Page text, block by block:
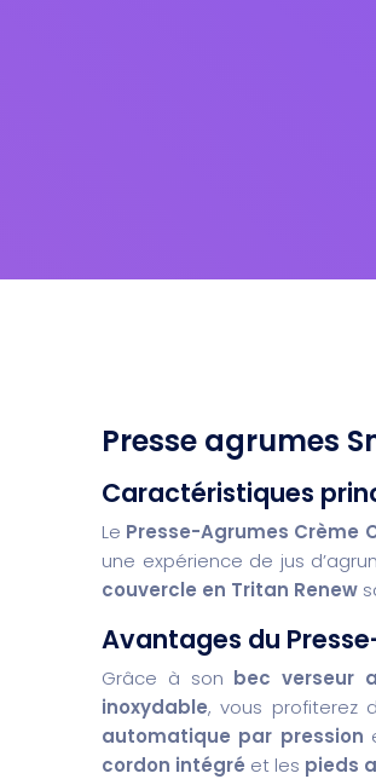
Presse agrumes
Caractéristiques
Le Presse-Agrumes Crème
une expérience de jus
couvercle en Tritan Renew
Avantages du
Grâce à son bec verseur
inoxydable, vous profiterez
automatique par pression
cordon intégré et les pieds